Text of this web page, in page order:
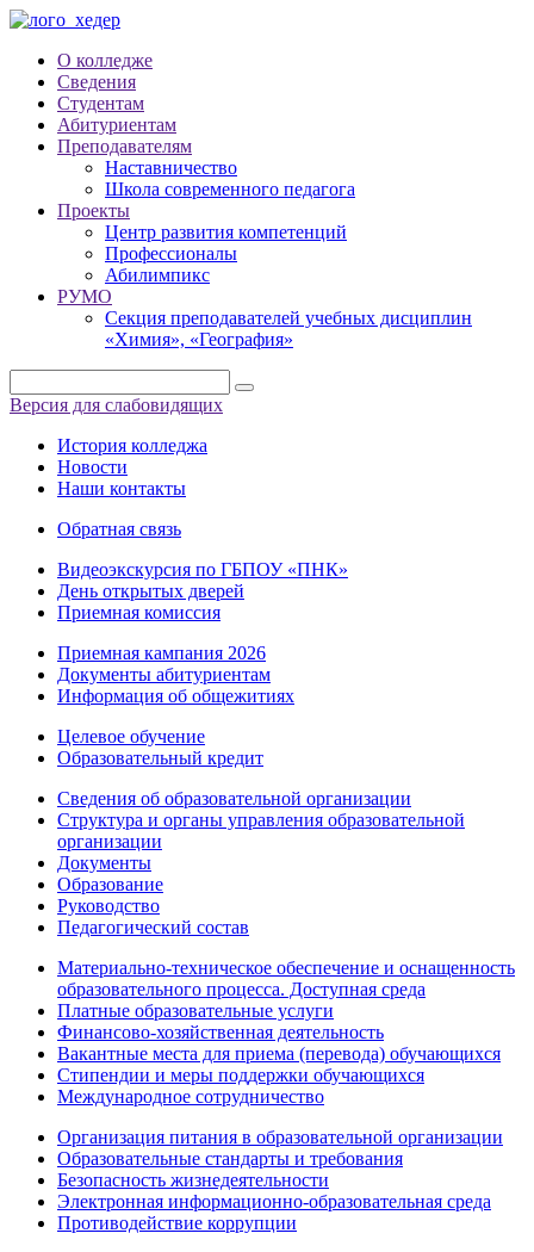
О колледже
Сведения
Студентам
Абитуриентам
Преподавателям
Наставничество
Школа современного педагога
Проекты
Центр развития компетенций
Профессионалы
Абилимпикс
РУМО
Секция преподавателей учебных дисциплин
«Химия», «География»
Версия для слабовидящих
История колледжа
Новости
Наши контакты
Обратная связь
Видеоэкскурсия по ГБПОУ «ПНК»
День открытых дверей
Приемная комиссия
Приемная кампания 2026
Дoкументы абитуриентам
Информация об общежитиях
Целевое обучение
Образовательный кредит
Сведения об образовательной организации
Структура и органы управления образовательной
организации
Документы
Образование
Руководство
Педагогический состав
Материально-техническое обеспечение и оснащенность
образовательного процесса. Доступная среда
Платные образовательные услуги
Финансово-хозяйственная деятельность
Вакантные места для приема (перевода) обучающихся
Стипендии и меры поддержки обучающихся
Международное сотрудничество
Организация питания в образовательной организации
Образовательные стандарты и требования
Безопасность жизнедеятельности
Электронная информационно-образовательная среда
Противодействие коррупции